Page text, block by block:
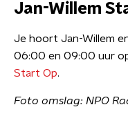
Jan-Willem
Je hoort Jan-Willem
06:00 en 09:00 uur
Start Op.
Foto omslag: NPO